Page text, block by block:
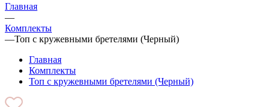
Главная
—
Комплекты
—Топ с кружевными бретелями (Черный)
Главная
Комплекты
Топ с кружевными бретелями (Черный)